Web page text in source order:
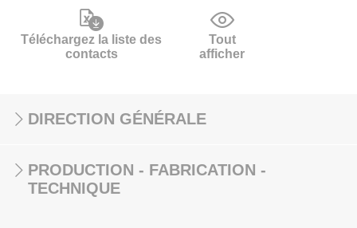
Téléchargez la liste des
contacts
Tout
afficher
DIRECTION GÉNÉRALE
PRODUCTION - FABRICATION -
TECHNIQUE